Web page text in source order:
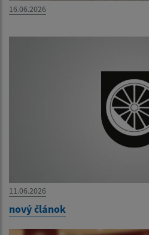
16.06.2026
11.06.2026
nový článok